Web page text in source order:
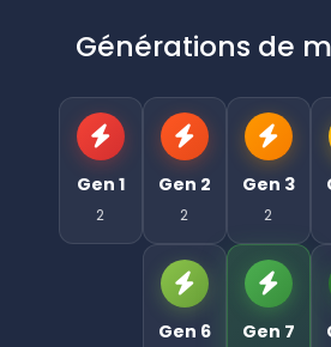
Générations de
Gen 1
2
Gen 2
2
Gen 3
2
Gen 6 Gen 7